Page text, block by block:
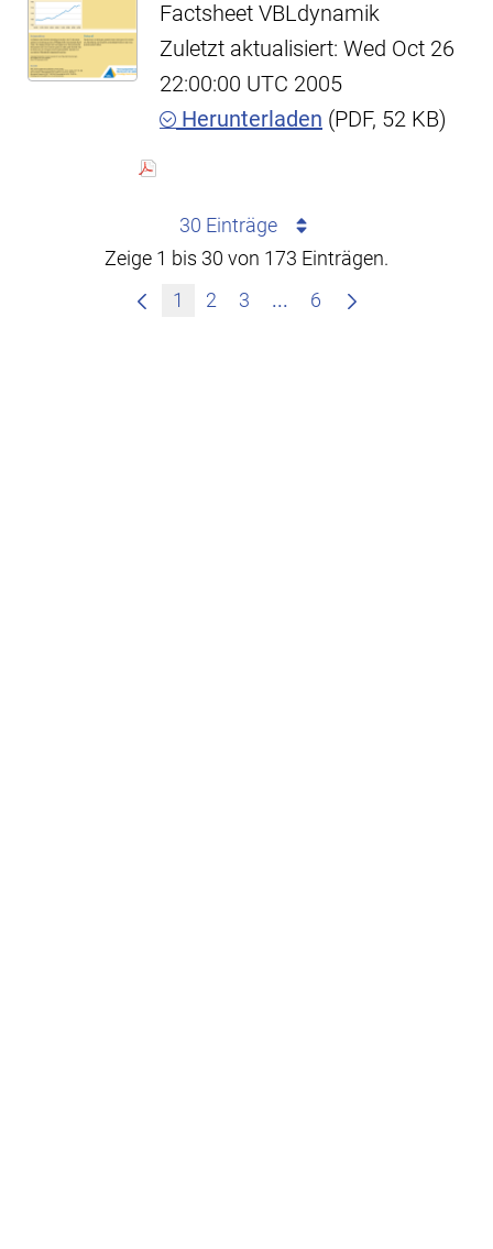
Factsheet VBLdynamik
Zuletzt aktualisiert: Wed Oct 26
22:00:00 UTC 2005
Herunterladen (PDF, 52 KB)
30 Einträge
Zeige 1 bis 30 von 173 Einträgen.
1
2 3 ... Zwischenseiten
6